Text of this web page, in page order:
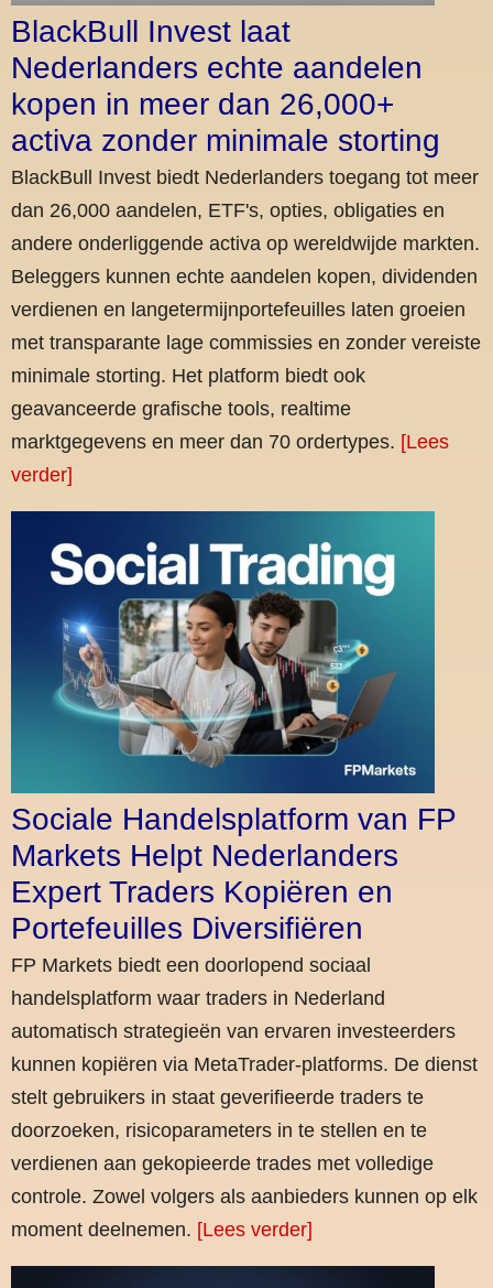
BlackBull Invest laat
Nederlanders echte aandelen
kopen in meer dan 26,000+
activa zonder minimale storting
BlackBull Invest biedt Nederlanders toegang tot meer
dan 26,000 aandelen, ETF's, opties, obligaties en
andere onderliggende activa op wereldwijde markten.
Beleggers kunnen echte aandelen kopen, dividenden
verdienen en langetermijnportefeuilles laten groeien
met transparante lage commissies en zonder vereiste
minimale storting. Het platform biedt ook
geavanceerde grafische tools, realtime
marktgegevens en meer dan 70 ordertypes. [Lees
verder]
Sociale Handelsplatform van FP
Markets Helpt Nederlanders
Expert Traders Kopiëren en
Portefeuilles Diversifiëren
FP Markets biedt een doorlopend sociaal
handelsplatform waar traders in Nederland
automatisch strategieën van ervaren investeerders
kunnen kopiëren via MetaTrader-platforms. De dienst
stelt gebruikers in staat geverifieerde traders te
doorzoeken, risicoparameters in te stellen en te
verdienen aan gekopieerde trades met volledige
controle. Zowel volgers als aanbieders kunnen op elk
moment deelnemen. [Lees verder]